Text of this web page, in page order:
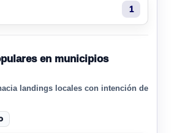
1
en municipios
landings locales con intención de